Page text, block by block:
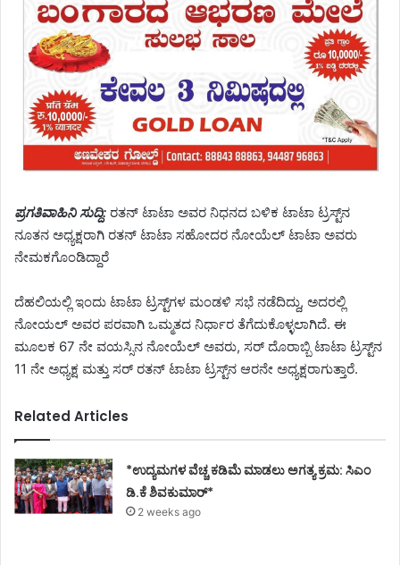
ಪ್ರಗತಿವಾಹಿನಿ ಸುದ್ದಿ: ರತನ್ ಟಾಟಾ ಅವರ ನಿಧನದ ಬಳಿಕ ಟಾಟಾ ಟ್ರಸ್ಟ್‌ನ
ನೂತನ ಅಧ್ಯಕ್ಷರಾಗಿ ರತನ್ ಟಾಟಾ ಸಹೋದರ ನೋಯೆಲ್ ಟಾಟಾ ಅವರು
ನೇಮಕಗೊಂಡಿದ್ದಾರೆ
ದೆಹಲಿಯಲ್ಲಿ ಇಂದು ಟಾಟಾ ಟ್ರಸ್ಟ್‌ಗಳ ಮಂಡಳಿ ಸಭೆ ನಡೆದಿದ್ದು, ಅದರಲ್ಲಿ
ನೋಯಲ್ ಅವರ ಪರವಾಗಿ ಒಮ್ಮತದ ನಿರ್ಧಾರ ತೆಗೆದುಕೊಳ್ಳಲಾಗಿದೆ. ಈ
ಮೂಲಕ 67 ನೇ ವಯಸ್ಸಿನ ನೋಯೆಲ್ ಅವರು, ಸರ್ ದೊರಾಬ್ಬಿ ಟಾಟಾ ಟ್ರಸ್ಟ್‌ನ
11 ನೇ ಅಧ್ಯಕ್ಷ ಮತ್ತು ಸರ್ ರತನ್ ಟಾಟಾ ಟ್ರಸ್ಟ್‌ನ ಆರನೇ ಅಧ್ಯಕ್ಷರಾಗುತ್ತಾರೆ.
Related Articles
*ಉದ್ಯಮಗಳ ವೆಚ್ಚ ಕಡಿಮೆ ಮಾಡಲು ಅಗತ್ಯ ಕ್ರಮ: ಸಿಎಂ
ಡಿ.ಕೆ ಶಿವಕುಮಾರ್*
2 weeks ago